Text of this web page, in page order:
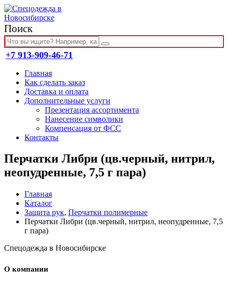
Поиск
+7 913-909-46-71
Главная
Как сделать заказ
Доставка и оплата
Дополнительные услуги
Презентация ассортимента
Нанесение символики
Компенсация от ФСС
Контакты
Перчатки Либри (цв.черный, нитрил,
неопудренные, 7,5 г пара)
Главная
Каталог
Защита рук, Перчатки полимерные
Перчатки Либри (цв.черный, нитрил, неопудренные, 7,5
г пара)
Спецодежда в Новосибирске
О компании